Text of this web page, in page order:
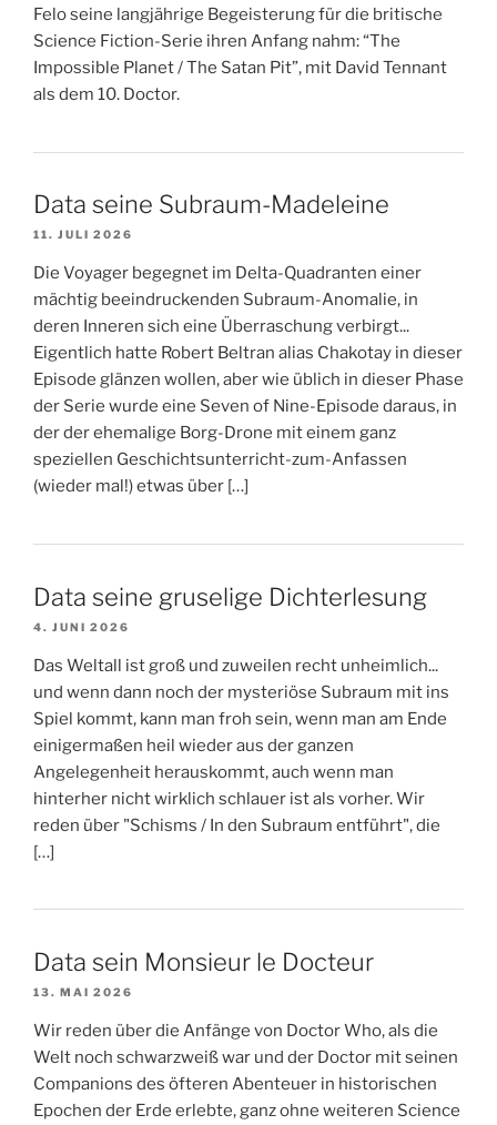
Felo seine langjährige Begeisterung für die britische
Science Fiction-Serie ihren Anfang nahm: “The
Impossible Planet / The Satan Pit”, mit David Tennant
als dem 10. Doctor.
Data seine Subraum-Madeleine
11. JULI 2026
Die Voyager begegnet im Delta-Quadranten einer
mächtig beeindruckenden Subraum-Anomalie, in
deren Inneren sich eine Überraschung verbirgt...
Eigentlich hatte Robert Beltran alias Chakotay in dieser
Episode glänzen wollen, aber wie üblich in dieser Phase
der Serie wurde eine Seven of Nine-Episode daraus, in
der der ehemalige Borg-Drone mit einem ganz
speziellen Geschichtsunterricht-zum-Anfassen
(wieder mal!) etwas über […]
Data seine gruselige Dichterlesung
4. JUNI 2026
Das Weltall ist groß und zuweilen recht unheimlich...
und wenn dann noch der mysteriöse Subraum mit ins
Spiel kommt, kann man froh sein, wenn man am Ende
einigermaßen heil wieder aus der ganzen
Angelegenheit herauskommt, auch wenn man
hinterher nicht wirklich schlauer ist als vorher. Wir
reden über "Schisms / In den Subraum entführt", die
[…]
Data sein Monsieur le Docteur
13. MAI 2026
Wir reden über die Anfänge von Doctor Who, als die
Welt noch schwarzweiß war und der Doctor mit seinen
Companions des öfteren Abenteuer in historischen
Epochen der Erde erlebte, ganz ohne weiteren Science